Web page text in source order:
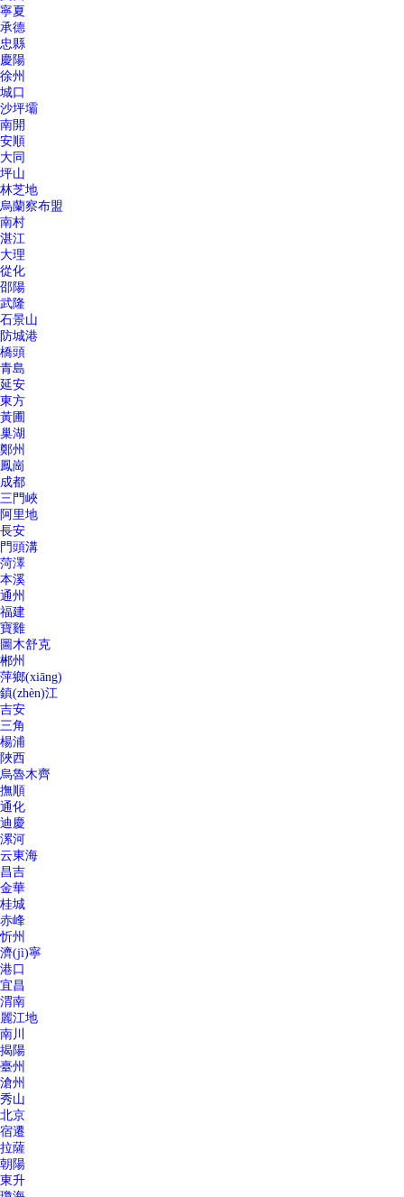
寧夏
承德
忠縣
慶陽
徐州
城口
沙坪壩
南開
安順
大同
坪山
林芝地
烏蘭察布盟
南村
湛江
大理
從化
邵陽
武隆
石景山
防城港
橋頭
青島
延安
東方
黃圃
巢湖
鄭州
鳳崗
成都
三門峽
阿里地
長安
門頭溝
菏澤
本溪
通州
福建
寶雞
圖木舒克
郴州
萍鄉(xiāng)
鎮(zhèn)江
吉安
三角
楊浦
陜西
烏魯木齊
撫順
通化
迪慶
漯河
云東海
昌吉
金華
桂城
赤峰
忻州
濟(jì)寧
港口
宜昌
渭南
麗江地
南川
揭陽
臺州
滄州
秀山
北京
宿遷
拉薩
朝陽
東升